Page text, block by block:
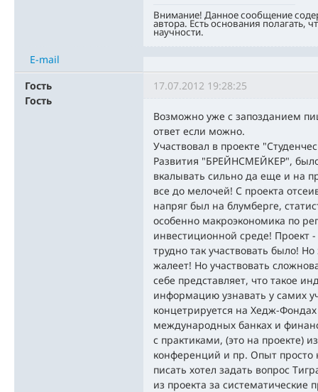
Внимание! Данное сообщение
автора. Есть основания полагать,
научности.
E-mail
Гость
Гость
17.07.2012 19:28:25
Возможно уже с запозданием
ответ если можно.
Участвовал в проекте
Развития "БРЕЙНСМЕЙКЕР",
вкалывать сильно да еще и на
все до мелочей! С проекта
напряг был на блумберге,
особенно макроэкономика по
инвестиционной среде! Проект
трудно так участвовать было!
жалеет! Но участвовать
себе представляет, что такое
информацию узнавать у самих
концетрируется на Хедж-
международных банках и
с практиками, (это на проекте)
конференций и пр. Опыт
писать хотел задать вопрос
из проекта за систематические